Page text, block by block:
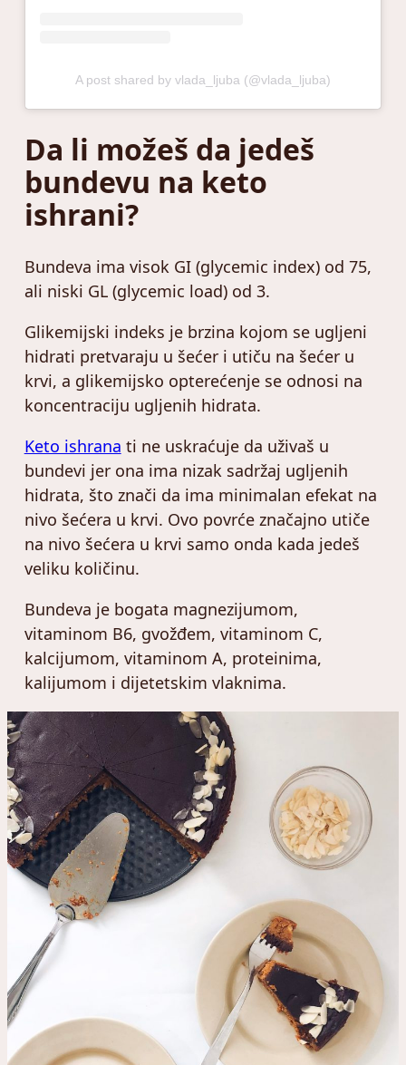
A post shared by vlada_ljuba (@vlada_ljuba)
Da li možeš da jedeš
bundevu na keto
ishrani?
Bundeva ima visok GI (glycemic index) od 75,
ali niski GL (glycemic load) od 3.
Glikemijski indeks je brzina kojom se ugljeni
hidrati pretvaraju u šećer i utiču na šećer u
krvi, a glikemijsko opterećenje se odnosi na
koncentraciju ugljenih hidrata.
Keto ishrana ti ne uskraćuje da uživaš u
bundevi jer ona ima nizak sadržaj ugljenih
hidrata, što znači da ima minimalan efekat na
nivo šećera u krvi. Ovo povrće značajno utiče
na nivo šećera u krvi samo onda kada jedeš
veliku količinu.
Bundeva je bogata magnezijumom,
vitaminom B6, gvožđem, vitaminom C,
kalcijumom, vitaminom A, proteinima,
kalijumom i dijetetskim vlaknima.